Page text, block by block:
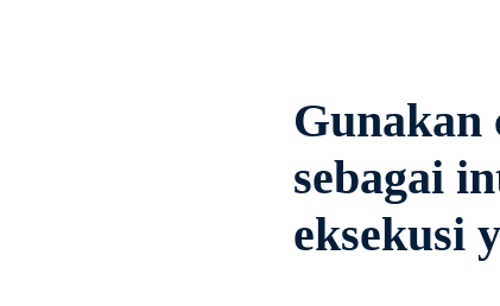
Gunakan
sebagai
eksekusi